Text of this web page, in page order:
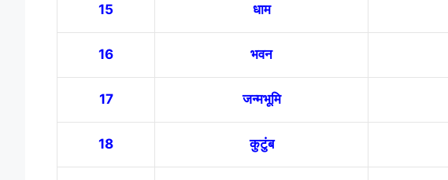
15 धाम
16 भवन
17 जन्मभूमि
18 कुटुंब